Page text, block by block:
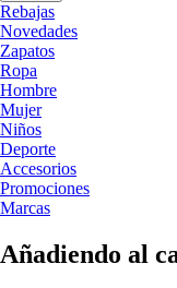
Rebajas
Novedades
Zapatos
Ropa
Hombre
Mujer
Niños
Deporte
Accesorios
Promociones
Marcas
Añadiendo al